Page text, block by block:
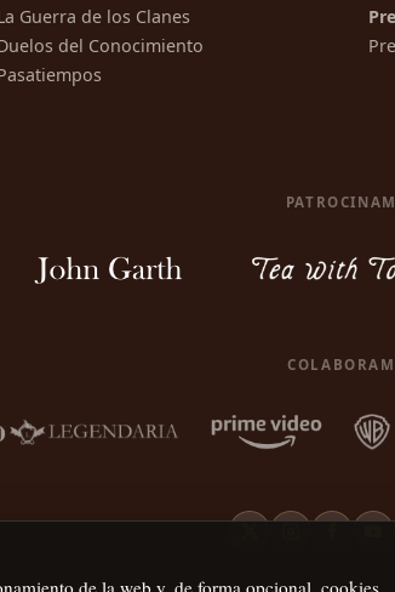
Guerra de los Clanes
del Conocimiento
de la web y, de forma opcional, cookies